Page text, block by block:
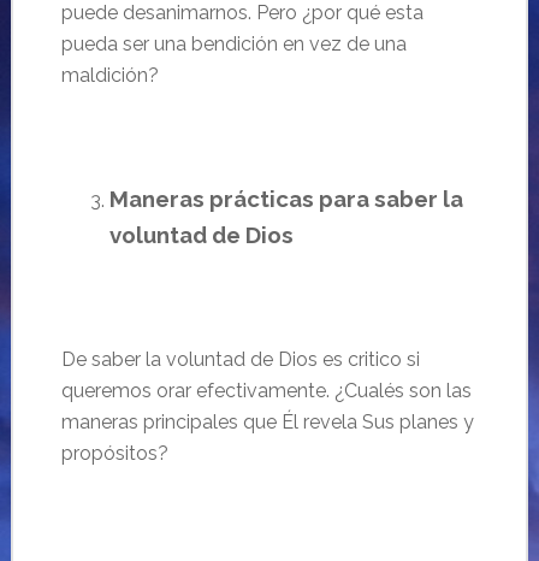
puede desanimarnos. Pero ¿por qué esta
pueda ser una bendición en vez de una
maldición?
Maneras prácticas para saber la
voluntad de Dios
De saber la voluntad de Dios es critico si
queremos orar efectivamente. ¿Cualés son las
maneras principales que Él revela Sus planes y
propósitos?